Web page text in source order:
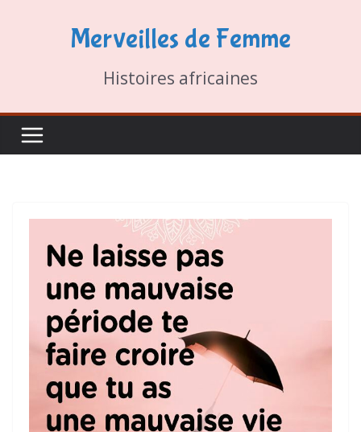
Merveilles de Femme
Histoires africaines